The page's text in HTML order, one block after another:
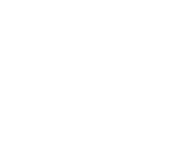
るべくお早めにお召